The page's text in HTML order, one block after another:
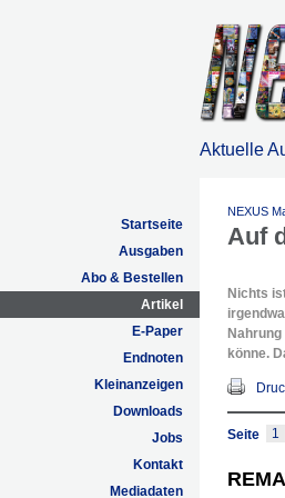
Aktuelle
Startseite
Ausgaben
Abo & Bestellen
Artikel
E-Paper
Endnoten
Kleinanzeigen
Downloads
Jobs
Kontakt
Mediadaten
NEXUS
Auf
Nichts
könne.
Seite 1